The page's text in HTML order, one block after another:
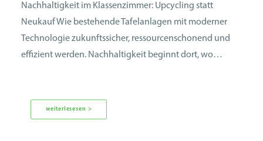
Nachhaltigkeit im Klassenzimmer: Upcycling statt
Neukauf Wie bestehende Tafelanlagen mit moderner
Technologie zukunftssicher, ressourcenschonend und
effizient werden. Nachhaltigkeit beginnt dort, wo…
weiterlesesen >